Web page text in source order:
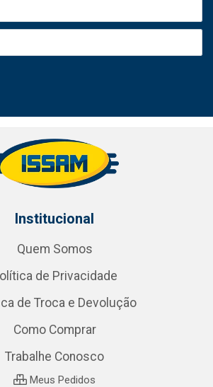
Institucional
Quem Somos
de Privacidade
de Troca e Devolução
Como Comprar
Trabalhe Conosco
Meus Pedidos